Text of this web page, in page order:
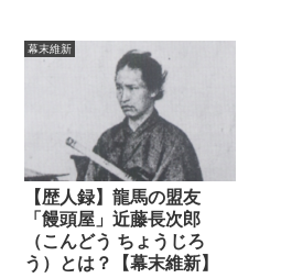
幕末維新
【歴人録】龍馬の盟友
「饅頭屋」近藤長次郎
（こんどう ちょうじろ
う）とは？【幕末維新】